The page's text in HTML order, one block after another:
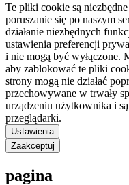
Te pliki cookie są
poruszanie się po naszym
działanie niezbędnych
ustawienia preferencji
i nie mogą być wyłączone.
aby zablokować te pliki
strony mogą nie działać
przechowywane w trwały
urządzeniu użytkownika i
przeglądarki.
Ustawienia
Zaakceptuj
pagina